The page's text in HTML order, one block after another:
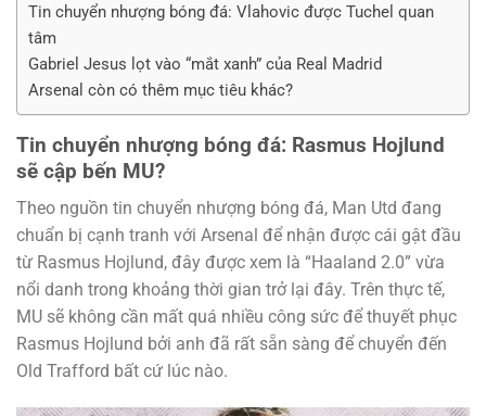
Tin chuyển nhượng bóng đá: Vlahovic được Tuchel quan
tâm
Gabriel Jesus lọt vào “mắt xanh” của Real Madrid
Arsenal còn có thêm mục tiêu khác?
Tin chuyển nhượng bóng đá: Rasmus Hojlund
sẽ cập bến MU?
Theo nguồn tin chuyển nhượng bóng đá, Man Utd đang
chuẩn bị cạnh tranh với Arsenal để nhận được cái gật đầu
từ Rasmus Hojlund, đây được xem là “Haaland 2.0” vừa
nổi danh trong khoảng thời gian trở lại đây. Trên thực tế,
MU sẽ không cần mất quá nhiều công sức để thuyết phục
Rasmus Hojlund bởi anh đã rất sẵn sàng để chuyển đến
Old Trafford bất cứ lúc nào.